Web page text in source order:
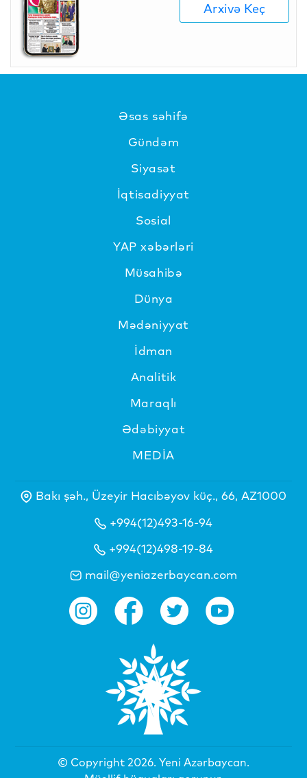
Arxivə Keç
Əsas səhifə
Gündəm
Siyasət
İqtisadiyyat
Sosial
YAP xəbərləri
Müsahibə
Dünya
Mədəniyyat
İdman
Analitik
Maraqlı
Ədəbiyyat
MEDİA
Bakı şəh., Üzeyir Hacıbəyov küç., 66, AZ1000
+994(12)493-16-94
+994(12)498-19-84
mail@yeniazerbaycan.com
© Copyright 2026. Yeni Azərbaycan.